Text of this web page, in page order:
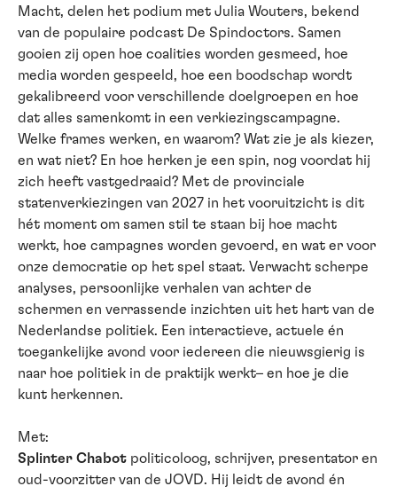
Macht, delen het podium met Julia Wouters, bekend
van de populaire podcast De Spindoctors. Samen
gooien zij open hoe coalities worden gesmeed, hoe
media worden gespeeld, hoe een boodschap wordt
gekalibreerd voor verschillende doelgroepen en hoe
dat alles samenkomt in een verkiezingscampagne.
Welke frames werken, en waarom? Wat zie je als kiezer,
en wat niet? En hoe herken je een spin, nog voordat hij
zich heeft vastgedraaid? Met de provinciale
statenverkiezingen van 2027 in het vooruitzicht is dit
hét moment om samen stil te staan bij hoe macht
werkt, hoe campagnes worden gevoerd, en wat er voor
onze democratie op het spel staat. Verwacht scherpe
analyses, persoonlijke verhalen van achter de
schermen en verrassende inzichten uit het hart van de
Nederlandse politiek. Een interactieve, actuele én
toegankelijke avond voor iedereen die nieuwsgierig is
naar hoe politiek in de praktijk werkt– en hoe je die
kunt herkennen.
Met:
Splinter Chabot politicoloog, schrijver, presentator en
oud-voorzitter van de JOVD. Hij leidt de avond én